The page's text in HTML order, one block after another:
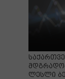
ლესლი